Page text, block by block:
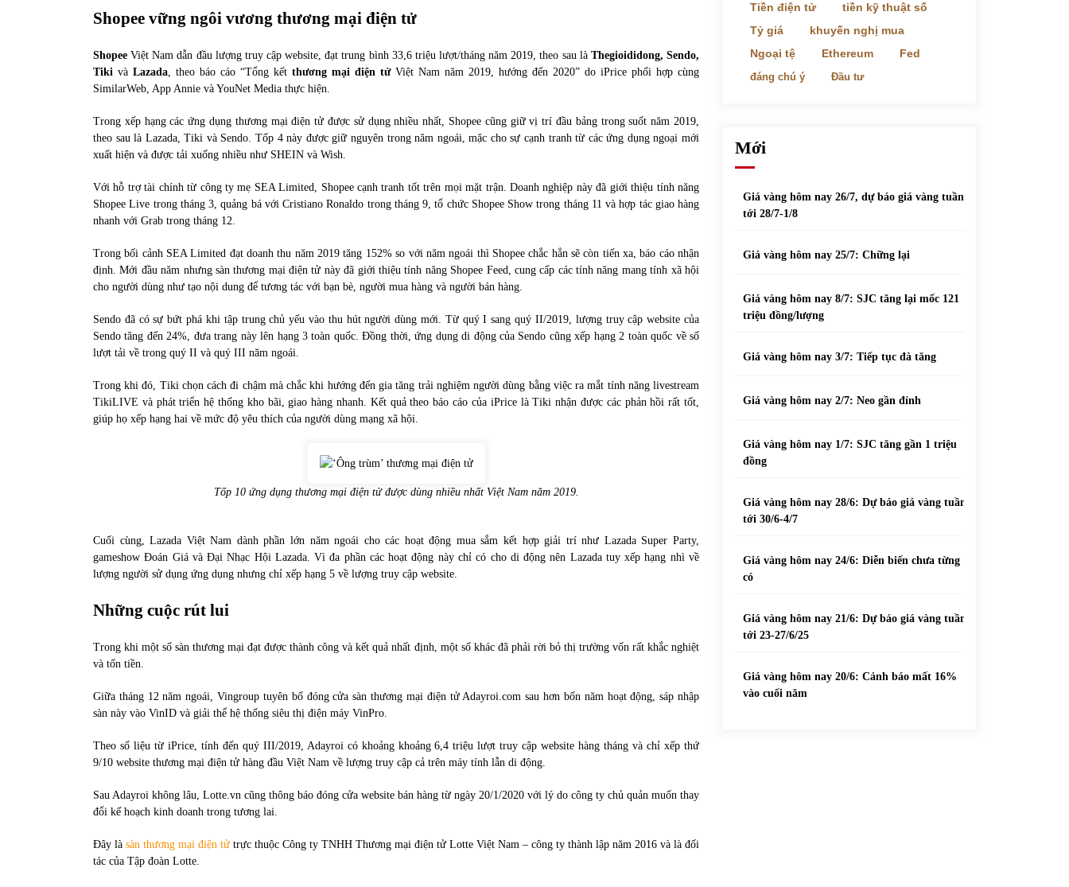
31/05/2022
phiếu nổi bật
Phân tích giá tiền điện tử sau ngày thị
trường lập kỷ lục vốn hóa
09/11/2021
Chứng khoán ngày 12/10/2021: Top 10 cổ
phiếu nổi bật
13/10/2021
Shopee vững ngôi vương thương mại điện tử
ShopeeViệt Nam dẫn đầu lượng truy cập website, đạt trung bình 33,6 triệu lượt/tháng năm 2019, theo sau là Thegioididong, Sendo,
Tiki và Lazada, theo báo cáo “Tổng kết thương mại điện tử Việt Nam năm 2019, hướng đến 2020” do iPrice phối hợp cùng
SimilarWeb, App Annie và YouNet Media thực hiện.
Trong xếp hạng các ứng dụng thương mại điện tử được sử dụng nhiều nhất, Shopee cũng giữ vị trí đầu bảng trong suốt năm 2019,
theo sau là Lazada, Tiki và Sendo. Tốp 4 này được giữ nguyên trong năm ngoái, mặc cho sự cạnh tranh từ các ứng dụng ngoại mới
xuất hiện và được tải xuống nhiều như SHEIN và Wish.
Với hỗ trợ tài chính từ công ty mẹ SEA Limited, Shopee cạnh tranh tốt trên mọi mặt trận. Doanh nghiệp này đã giới thiệu tính năng
Shopee Live trong tháng 3, quảng bá với Cristiano Ronaldo trong tháng 9, tổ chức Shopee Show trong tháng 11 và hợp tác giao hàng
nhanh với Grab trong tháng 12.
Trong bối cảnh SEA Limited đạt doanh thu năm 2019 tăng 152% so với năm ngoái thì Shopee chắc hẳn sẽ còn tiến xa, báo cáo nhận
định. Mới đầu năm nhưng sàn thương mại điện tử này đã giới thiệu tính năng Shopee Feed, cung cấp các tính năng mang tính xã hội
cho người dùng như tạo nội dung để tương tác với bạn bè, người mua hàng và người bán hàng.
Sendo đã có sự bứt phá khi tập trung chủ yếu vào thu hút người dùng mới. Từ quý I sang quý II/2019, lượng truy cập website của
Sendo tăng đến 24%, đưa trang này lên hạng 3 toàn quốc. Đồng thời, ứng dụng di động của Sendo cũng xếp hạng 2 toàn quốc về số
lượt tải về trong quý II và quý III năm ngoái.
Trong khi đó, Tiki chọn cách đi chậm mà chắc khi hướng đến gia tăng trải nghiệm người dùng bằng việc ra mắt tính năng livestream
TikiLIVE và phát triển hệ thống kho bãi, giao hàng nhanh. Kết quả theo báo cáo của iPrice là Tiki nhận được các phản hồi rất tốt,
giúp họ xếp hạng hai về mức độ yêu thích của người dùng mạng xã hội.
Tốp 10 ứng dụng thương mại điện tử được dùng nhiều nhất Việt Nam năm 2019.
Cuối cùng, Lazada Việt Nam dành phần lớn năm ngoái cho các hoạt động mua sắm kết hợp giải trí như Lazada Super Party,
gameshow Đoán Giá và Đại Nhạc Hội Lazada. Vì đa phần các hoạt động này chỉ có cho di động nên Lazada tuy xếp hạng nhì về
lượng người sử dụng ứng dụng nhưng chỉ xếp hạng 5 về lượng truy cập website.
Những cuộc rút lui
Trong khi một số sàn thương mại đạt được thành công và kết quả nhất định, một số khác đã phải rời bỏ thị trường vốn rất khắc nghiệt
và tốn tiền.
Giữa tháng 12 năm ngoái, Vingroup tuyên bố đóng cửa sàn thương mại điện tử Adayroi.com sau hơn bốn năm hoạt động, sáp nhập
sàn này vào VinID và giải thể hệ thống siêu thị điện máy VinPro.
Theo số liệu từ iPrice, tính đến quý III/2019, Adayroi có khoảng khoảng 6,4 triệu lượt truy cập website hàng tháng và chỉ xếp thứ
9/10 website thương mại điện tử hàng đầu Việt Nam về lượng truy cập cả trên máy tính lẫn di động.
Sau Adayroi không lâu, Lotte.vn cũng thông báo đóng cửa website bán hàng từ ngày 20/1/2020 với lý do công ty chủ quản muốn thay
đổi kế hoạch kinh doanh trong tương lai.
Đây là sàn thương mại điện tử trực thuộc Công ty TNHH Thương mại điện tử Lotte Việt Nam – công ty thành lập năm 2016 và là đối
tác của Tập đoàn Lotte.
Tiền điện tử
tiền kỹ thuật số
Tỷ giá
khuyến nghị mua
Ngoại tệ
Ethereum
Fed
đáng chú ý
Đầu tư
Mới
Giá vàng hôm nay 26/7, dự báo giá vàng tuần
tới 28/7-1/8
Giá vàng hôm nay 25/7: Chững lại
Giá vàng hôm nay 8/7: SJC tăng lại mốc 121
triệu đồng/lượng
Giá vàng hôm nay 3/7: Tiếp tục đà tăng
Giá vàng hôm nay 2/7: Neo gần đỉnh
Giá vàng hôm nay 1/7: SJC tăng gần 1 triệu
đồng
Giá vàng hôm nay 28/6: Dự báo giá vàng tuần
tới 30/6-4/7
Giá vàng hôm nay 24/6: Diễn biến chưa từng
có
Giá vàng hôm nay 21/6: Dự báo giá vàng tuần
tới 23-27/6/25
Giá vàng hôm nay 20/6: Cảnh báo mất 16%
vào cuối năm